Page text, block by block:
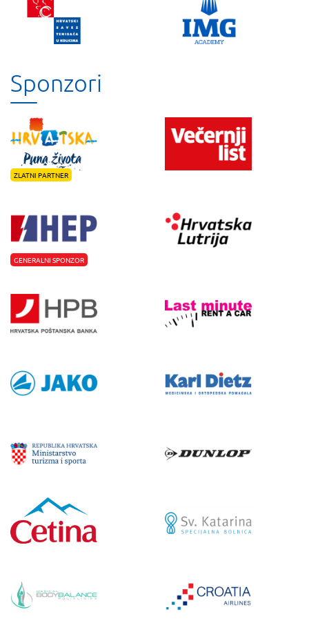
Sponzori
ZLATNI PARTNER
GENERALNI SPONZOR